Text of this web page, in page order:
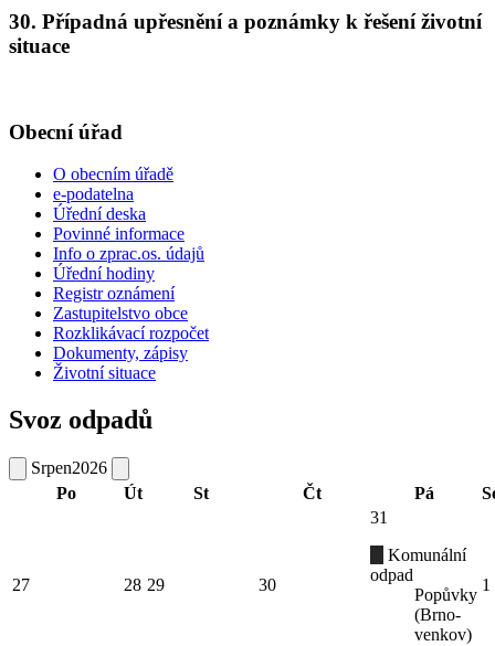
30. Případná upřesnění a poznámky k řešení životní
situace
Obecní úřad
O obecním úřadě
e-podatelna
Úřední deska
Povinné informace
Info o zprac.os. údajů
Úřední hodiny
Registr oznámení
Zastupitelstvo obce
Rozklikávací rozpočet
Dokumenty, zápisy
Životní situace
Svoz odpadů
Srpen2026
Po
Út St Čt Pá
27 28 29 30
31
Komunální
odpad
Popůvky
(Brno-
venkov)
1